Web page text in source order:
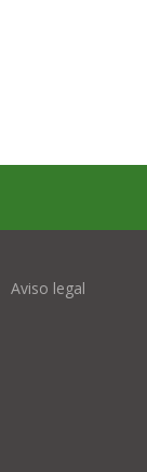
Aviso legal